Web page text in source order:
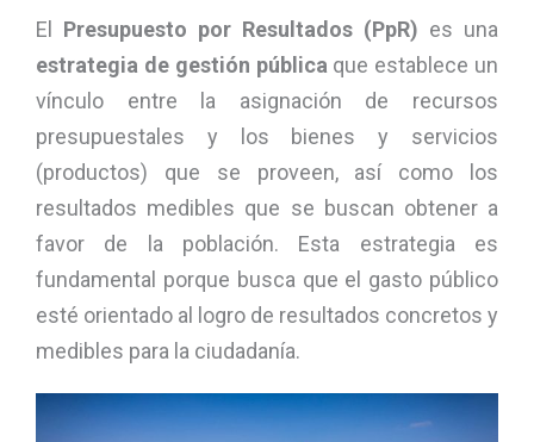
El Presupuesto por Resultados (PpR) es una
estrategia de gestión públicaque establece un
vínculo entre la asignación de recursos
presupuestales y los bienes y servicios
(productos) que se proveen, así como los
resultados medibles que se buscan obtener a
favor de la población. Esta estrategia es
fundamental porque busca que el gasto público
esté orientado al logro de resultados concretos y
medibles para la ciudadanía.